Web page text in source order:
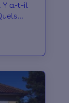
Y a-t-il
Quelle
ou